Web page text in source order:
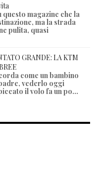
magazine che la
ma la strada
pulita, quasi
GRANDE: LA KTM
come un bambino
vederlo oggi
il volo fa un po...